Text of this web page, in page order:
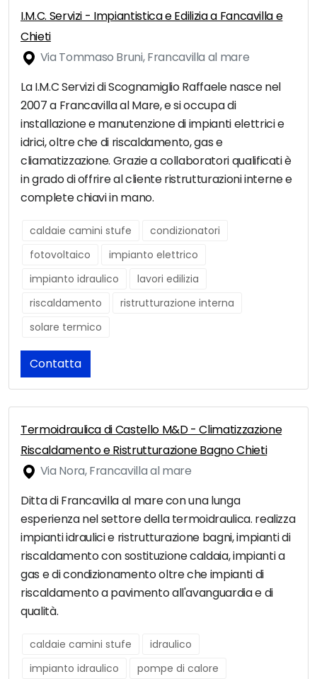
I.M.C. Servizi - Impiantistica e Edilizia a Fancavilla e
Chieti
Via Tommaso Bruni, Francavilla al mare
La I.M.C Servizi di Scognamiglio Raffaele nasce nel
2007 a Francavilla al Mare, e si occupa di
installazione e manutenzione di impianti elettrici e
idrici, oltre che di riscaldamento, gas e
cliamatizzazione. Grazie a collaboratori qualificati è
in grado di offrire al cliente ristrutturazioni interne e
complete chiavi in mano.
caldaie camini stufe
condizionatori
fotovoltaico
impianto elettrico
impianto idraulico
lavori edilizia
riscaldamento
ristrutturazione interna
solare termico
Contatta
Termoidraulica di Castello M&D - Climatizzazione
Riscaldamento e Ristrutturazione Bagno Chieti
Via Nora, Francavilla al mare
Ditta di Francavilla al mare con una lunga
esperienza nel settore della termoidraulica. realizza
impianti idraulici e ristrutturazione bagni, impianti di
riscaldamento con sostituzione caldaia, impianti a
gas e di condizionamento oltre che impianti di
riscaldamento a pavimento all'avanguardia e di
qualità.
caldaie camini stufe
idraulico
impianto idraulico
pompe di calore